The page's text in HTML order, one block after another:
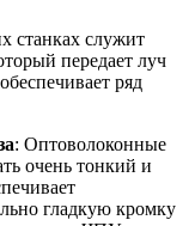
станках служит
передает луч
ряд
: Оптоволоконные
очень тонкий и
гладкую кромку